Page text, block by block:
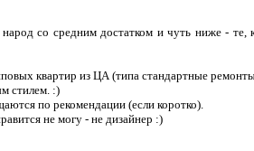
со средним достатком и чуть ниже -
квартир из ЦА (типа стандартные
стилем. :)
по рекомендации (если коротко).
не могу - не дизайнер :)